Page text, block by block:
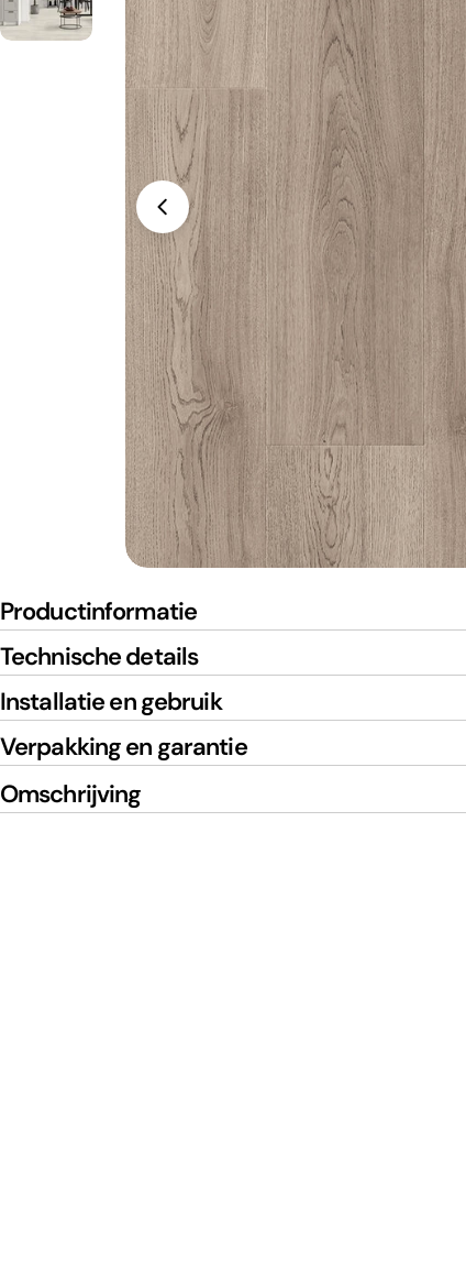
Productinformatie
Technische details
Installatie en gebruik
Verpakking en garantie
Omschrijving